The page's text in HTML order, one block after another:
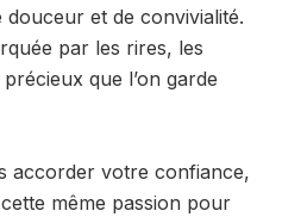
et de convivialité.
par les rires, les
que l’on garde
accorder votre confiance,
même passion pour